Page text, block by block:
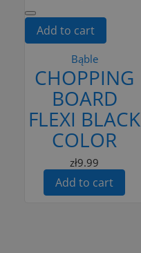
Add to cart
Bąble
CHOPPING
BOARD
FLEXI BLACK
COLOR
zł9.99
Add to cart